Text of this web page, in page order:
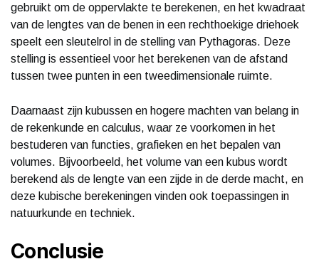
gebruikt om de oppervlakte te berekenen, en het kwadraat
van de lengtes van de benen in een rechthoekige driehoek
speelt een sleutelrol in de stelling van Pythagoras. Deze
stelling is essentieel voor het berekenen van de afstand
tussen twee punten in een tweedimensionale ruimte.
Daarnaast zijn kubussen en hogere machten van belang in
de rekenkunde en calculus, waar ze voorkomen in het
bestuderen van functies, grafieken en het bepalen van
volumes. Bijvoorbeeld, het volume van een kubus wordt
berekend als de lengte van een zijde in de derde macht, en
deze kubische berekeningen vinden ook toepassingen in
natuurkunde en techniek.
Conclusie